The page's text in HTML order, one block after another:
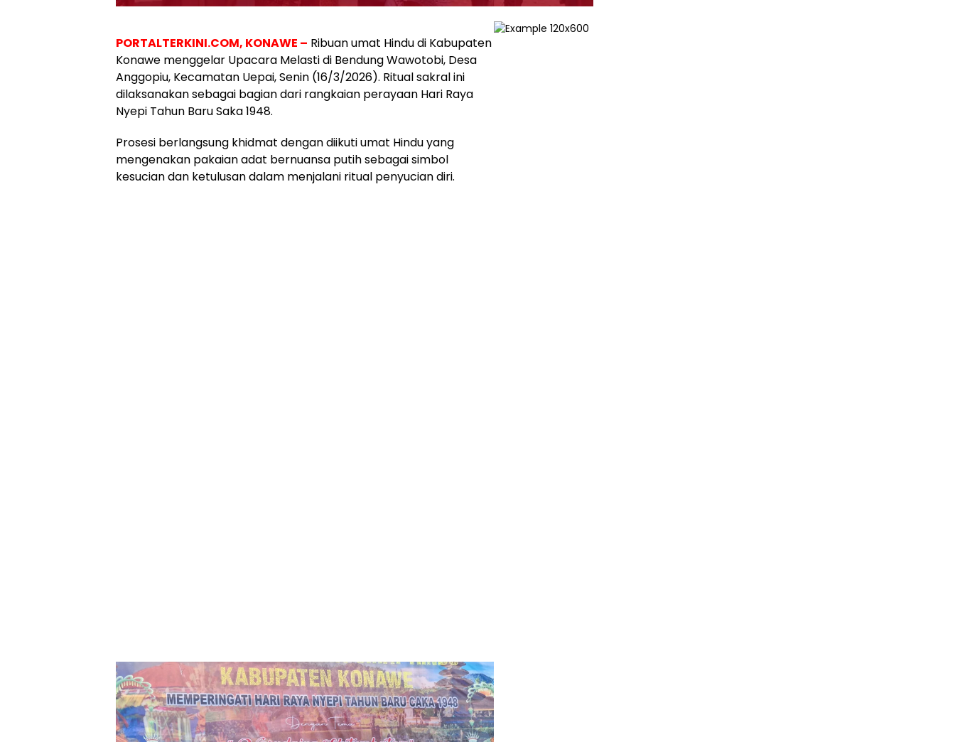
PORTALTERKINI.COM, KONAWE – Ribuan umat Hindu di Kabupaten
Konawe menggelar Upacara Melasti di Bendung Wawotobi, Desa
Anggopiu, Kecamatan Uepai, Senin (16/3/2026). Ritual sakral ini
dilaksanakan sebagai bagian dari rangkaian perayaan Hari Raya
Nyepi Tahun Baru Saka 1948.
Prosesi berlangsung khidmat dengan diikuti umat Hindu yang
mengenakan pakaian adat bernuansa putih sebagai simbol
kesucian dan ketulusan dalam menjalani ritual penyucian diri.